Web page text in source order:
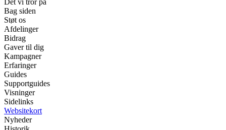
Bag siden
Støt os
Afdelinger
Bidrag
Gaver til dig
Kampagner
Erfaringer
Guides
Supportguides
Visninger
Sidelinks
Websitekort
Nyheder